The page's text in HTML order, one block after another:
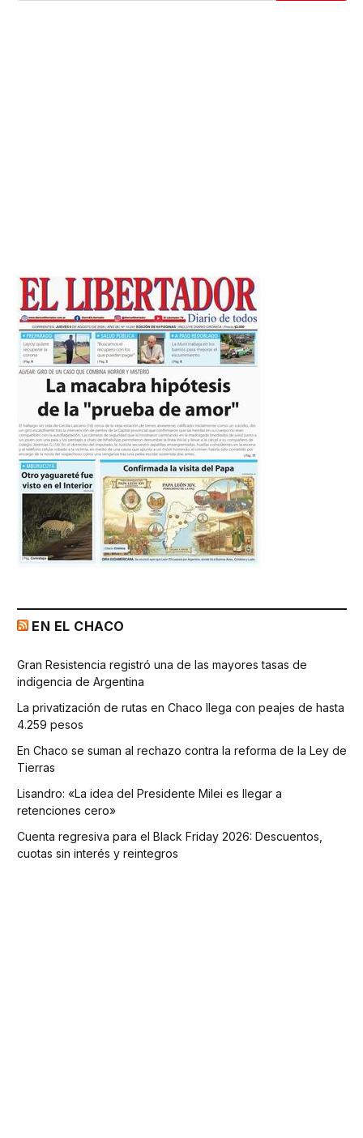
EN EL CHACO
Gran Resistencia registró una de las mayores tasas de
indigencia de Argentina
La privatización de rutas en Chaco llega con peajes de hasta
4.259 pesos
En Chaco se suman al rechazo contra la reforma de la Ley de
Tierras
Lisandro: «La idea del Presidente Milei es llegar a
retenciones cero»
Cuenta regresiva para el Black Friday 2026: Descuentos,
cuotas sin interés y reintegros